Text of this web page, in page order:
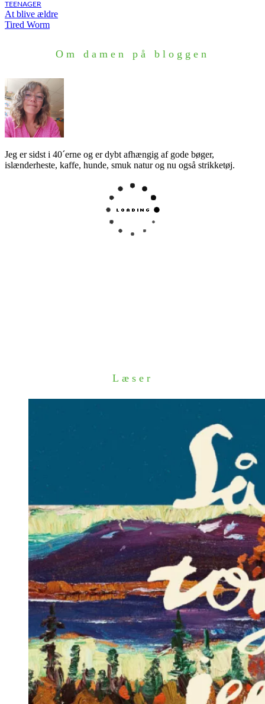
TEENAGER
Indlægsnavigation
At blive ældre
Tired Worm
Om damen på bloggen
Jeg er sidst i 40´erne og er dybt afhængig af gode bøger,
islænderheste, kaffe, hunde, smuk natur og nu også strikketøj.
Læser